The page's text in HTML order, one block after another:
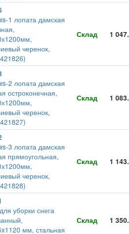
1 лопата дамская
черенок,
Склад 1
2 лопата дамская
остроконечная,
черенок,
Склад 1
3 лопата дамская
прямоугольная,
черенок,
Склад 1
уборки снега
мм, стальная
Склад 1